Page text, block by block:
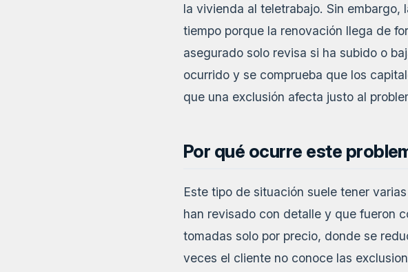
la vivienda al teletrabajo. Sin
tiempo porque la renovación llega de
asegurado solo revisa si ha subido o
ocurrido y se comprueba que los
que una exclusión afecta justo al
Por qué ocurre este
Este tipo de situación suele tener
han revisado con detalle y que fueron
tomadas solo por precio, donde se
veces el cliente no conoce las